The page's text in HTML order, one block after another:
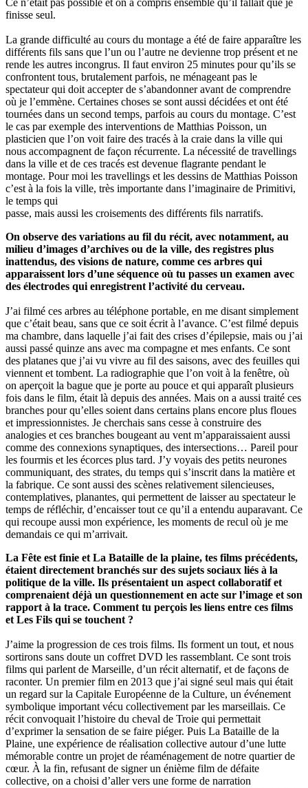
Ce n’était pas possible et on a compris ensemble qu’il fallait que je
finisse seul.
La grande difficulté au cours du montage a été de faire apparaître les
différents fils sans que l’un ou l’autre ne devienne trop présent et ne
rende les autres incongrus. Il faut environ 25 minutes pour qu’ils se
confrontent tous, brutalement parfois, ne ménageant pas le
spectateur qui doit accepter de s’abandonner avant de comprendre
où je l’emmène. Certaines choses se sont aussi décidées et ont été
tournées dans un second temps, parfois au cours du montage. C’est
le cas par exemple des interventions de Matthias Poisson, un
plasticien que l’on voit faire des tracés à la craie dans la ville qui
nous accompagnent de façon récurrente. La nécessité de travellings
dans la ville et de ces tracés est devenue flagrante pendant le
montage. Pour moi les travellings et les dessins de Matthias Poisson
c’est à la fois la ville, très importante dans l’imaginaire de Primitivi,
le temps qui
passe, mais aussi les croisements des différents fils narratifs.
On observe des variations au fil du récit, avec notamment, au
milieu d’images d’archives ou de la ville, des registres plus
inattendus, des visions de nature, comme ces arbres qui
apparaissent lors d’une séquence où tu passes un examen avec
des électrodes qui enregistrent l’activité du cerveau.
J’ai filmé ces arbres au téléphone portable, en me disant simplement
que c’était beau, sans que ce soit écrit à l’avance. C’est filmé depuis
ma chambre, dans laquelle j’ai fait des crises d’épilepsie, mais ou j’ai
aussi passé quinze ans avec ma compagne et mes enfants. Ce sont
des platanes que j’ai vu vivre au fil des saisons, avec des feuilles qui
viennent et tombent. La radiographie que l’on voit à la fenêtre, où
on aperçoit la bague que je porte au pouce et qui apparaît plusieurs
fois dans le film, était là depuis des années. Mais on a aussi traité ces
branches pour qu’elles soient dans certains plans encore plus floues
et impressionnistes. Je cherchais sans cesse à construire des
analogies et ces branches bougeant au vent m’apparaissaient aussi
comme des connexions synaptiques, des intersections… Pareil pour
les fourmis et les écorces plus tard. J’y voyais des petits neurones
communiquant, des strates, du temps qui s’inscrit dans la matière et
la fabrique. Ce sont aussi des scènes relativement silencieuses,
contemplatives, planantes, qui permettent de laisser au spectateur le
temps de réfléchir, d’encaisser tout ce qu’il a entendu auparavant. Ce
qui recoupe aussi mon expérience, les moments de recul où je me
demandais ce qui m’arrivait.
La Fête est finie et La Bataille de la plaine, tes films précédents,
étaient directement branchés sur des sujets sociaux liés à la
politique de la ville. Ils présentaient un aspect collaboratif et
comprenaient déjà un questionnement en acte sur l’image et son
rapport à la trace. Comment tu perçois les liens entre ces films
et Les Fils qui se touchent ?
J’aime la progression de ces trois films. Ils forment un tout, et nous
sortirons sans doute un coffret DVD les rassemblant. Ce sont trois
films qui parlent de Marseille, d’un récit alternatif, et de façons de
raconter. Un premier film en 2013 que j’ai signé seul mais qui était
un regard sur la Capitale Européenne de la Culture, un événement
symbolique important vécu collectivement par les marseillais. Ce
récit convoquait l’histoire du cheval de Troie qui permettait
d’exprimer la sensation de se faire piéger. Puis La Bataille de la
Plaine, une expérience de réalisation collective autour d’une lutte
mémorable contre un projet de réaménagement de notre quartier de
cœur. À la fin, refusant de signer un énième film de défaite
collective, on a choisi d’aller vers une forme de narration